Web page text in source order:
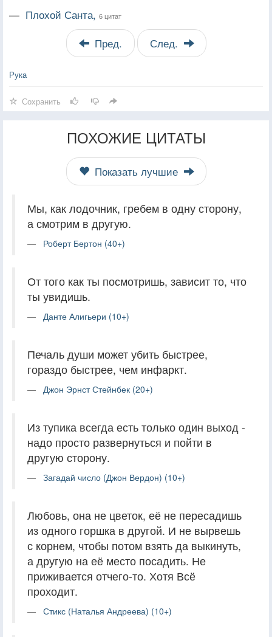
— Плохой Санта, 6 цитат
Пред. След.
Рука
Сохранить
ПОХОЖИЕ ЦИТАТЫ
Показать лучшие
Мы, как лодочник, гребем в одну сторону,
а смотрим в другую.
Роберт Бертон (40+)
От того как ты посмотришь, зависит то, что
ты увидишь.
Данте Алигьери (10+)
Печаль души может убить быстрее,
гораздо быстрее, чем инфаркт.
Джон Эрнст Стейнбек (20+)
Из тупика всегда есть только один выход -
надо просто развернуться и пойти в
другую сторону.
Загадай число (Джон Вердон) (10+)
Любовь, она не цветок, её не пересадишь
из одного горшка в другой. И не вырвешь
с корнем, чтобы потом взять да выкинуть,
а другую на её место посадить. Не
приживается отчего-то. Хотя Всё
проходит.
Стикс (Наталья Андреева) (10+)